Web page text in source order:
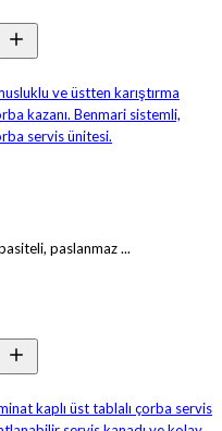
paslanmaz ...